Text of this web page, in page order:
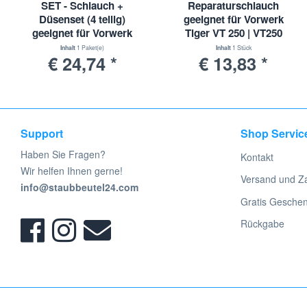
SET - Schlauch +
Düsenset (4 teilig)
geeignet für Vorwerk
Kobold mit
Wappenanschluss
Inhalt 1 Paket(e)
€ 24,74 *
Reparaturschlauch
geeignet für Vorwerk
Tiger VT 250 | VT250
Inhalt 1 Stück
€ 13,83 *
Support
Haben Sie Fragen?
Wir helfen Ihnen gerne!
info@staubbeutel24.com
Shop
Kontakt
Versand und
Gratis
Rückgabe